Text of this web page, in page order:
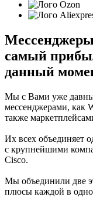
самый
данный
Мы с Вами уже
мессенджерами, как
также
Их всех объединяет
с крупнейшими
Cisco.
Мы объединили две
плюсы каждой в